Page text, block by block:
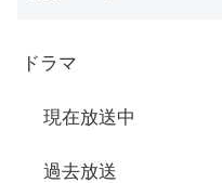
ドラマ
現在放送中
過去放送